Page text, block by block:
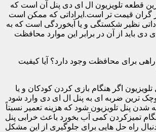
قطعه تلویزیون ال ای دی پنل آن است که
گران قیمت تر است.ایراداتی که ممکن است
نظیر شکستگی و یا آبخوردگی است که به
دی باید از آن در برابر این موارد محافظت
راهی برای محافظت وجود دارد؟ آیا کیفیت
اگر هنگام بازی کردن کودکان و یا
ترین ضربه ای به پنل ال ای دی وارد شود
پنل تلویزیون شود که هزینه تعمیر نسبتاً
تمیزکردن کمی آب بخورد باعث خرابی پنل
راه حل هایی برای جلوگیری از این مشکل